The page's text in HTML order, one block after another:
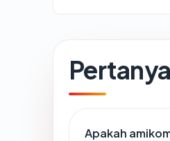
Apakah